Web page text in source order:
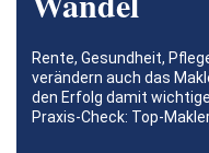
Rente, Gesundheit,
verändern auch das
den Erfolg damit
Praxis-Check: Top-